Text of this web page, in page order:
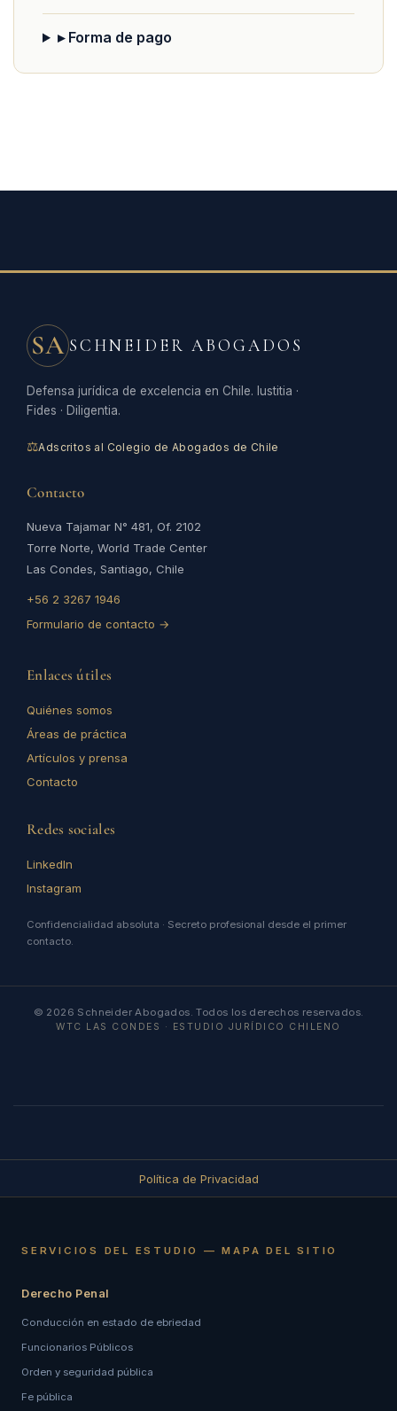
▸ Forma de pago
SA SCHNEIDER ABOGADOS
Defensa jurídica de excelencia en Chile. Iustitia ·
Fides · Diligentia.
⚖Adscritos al Colegio de Abogados de Chile
Contacto
Nueva Tajamar N° 481, Of. 2102
Torre Norte, World Trade Center
Las Condes, Santiago, Chile
+56 2 3267 1946
Formulario de contacto →
Enlaces útiles
Quiénes somos
Áreas de práctica
Artículos y prensa
Contacto
Redes sociales
LinkedIn
Instagram
Confidencialidad absoluta · Secreto profesional desde el primer
contacto.
© 2026 Schneider Abogados. Todos los derechos reservados.
WTC LAS CONDES · ESTUDIO JURÍDICO CHILENO
Política de Privacidad
SERVICIOS DEL ESTUDIO — MAPA DEL SITIO
Derecho Penal
Conducción en estado de ebriedad
Funcionarios Públicos
Orden y seguridad pública
Fe pública